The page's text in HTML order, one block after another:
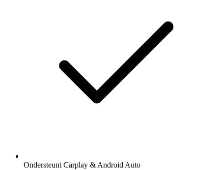
Ondersteunt Carplay & Android Auto